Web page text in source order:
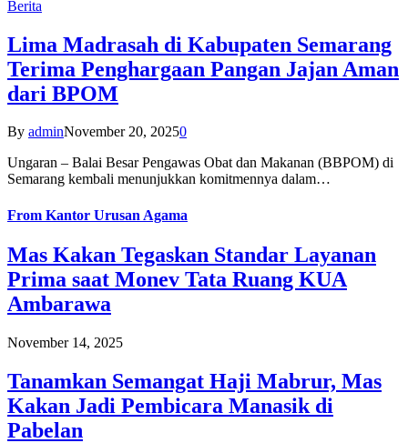
Berita
Lima Madrasah di Kabupaten Semarang
Terima Penghargaan Pangan Jajan Aman
dari BPOM
By adminNovember 20, 20250
Ungaran – Balai Besar Pengawas Obat dan Makanan (BBPOM) di
Semarang kembali menunjukkan komitmennya dalam…
From Kantor Urusan Agama
Mas Kakan Tegaskan Standar Layanan
Prima saat Monev Tata Ruang KUA
Ambarawa
November 14, 2025
Tanamkan Semangat Haji Mabrur, Mas
Kakan Jadi Pembicara Manasik di
Pabelan